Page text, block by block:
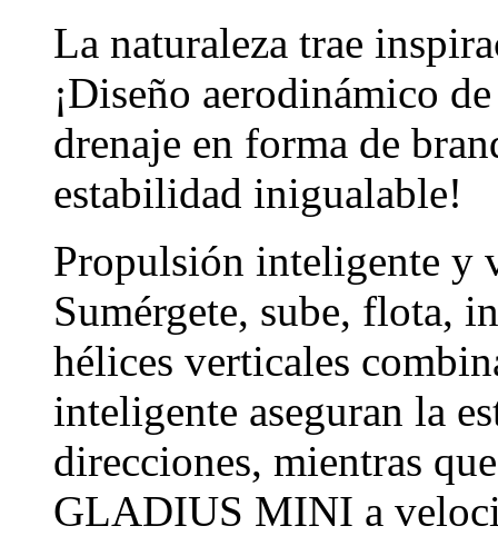
La naturaleza trae
¡Diseño aerodinámico
drenaje en forma de
estabilidad inigualable!
Propulsión inteligente y
Sumérgete, sube, flota,
hélices verticales
inteligente aseguran la
direcciones, mientras
GLADIUS MINI a